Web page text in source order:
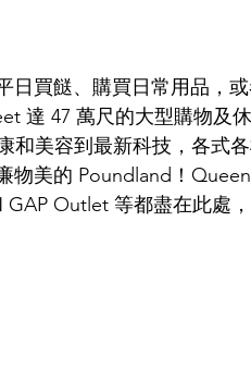
日買餸、購買日常用品，
達 47 萬尺的大型購物及
和美容到最新科技，各式
物美的 Poundland！
GAP Outlet 等都盡在此處